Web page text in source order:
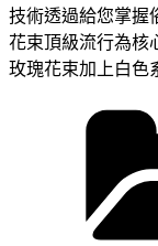
技術透過給您掌握
花束頂級流行為核
玫瑰花束加上白色